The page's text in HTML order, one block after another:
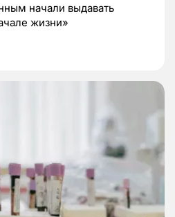
начали выдавать
жизни»